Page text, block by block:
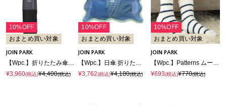
10%OFF
おまとめ買い対象
JOIN PARK
【Wpc.】折りたたみ傘 形状安定加工 SHAPE-MEMORY UMBRELLA ミニ【晴雨兼用 UVカット 大きめサイズ 直径97cm ユニセックス 通勤】
¥3,960(税込)¥4,400(税込)
10%OFF
おまとめ買い対象
JOIN PARK
¥3,762(税込)¥4,180(税込)
10%OFF
おまとめ買い対象
JOIN PARK
¥693(税込)¥770(税込)